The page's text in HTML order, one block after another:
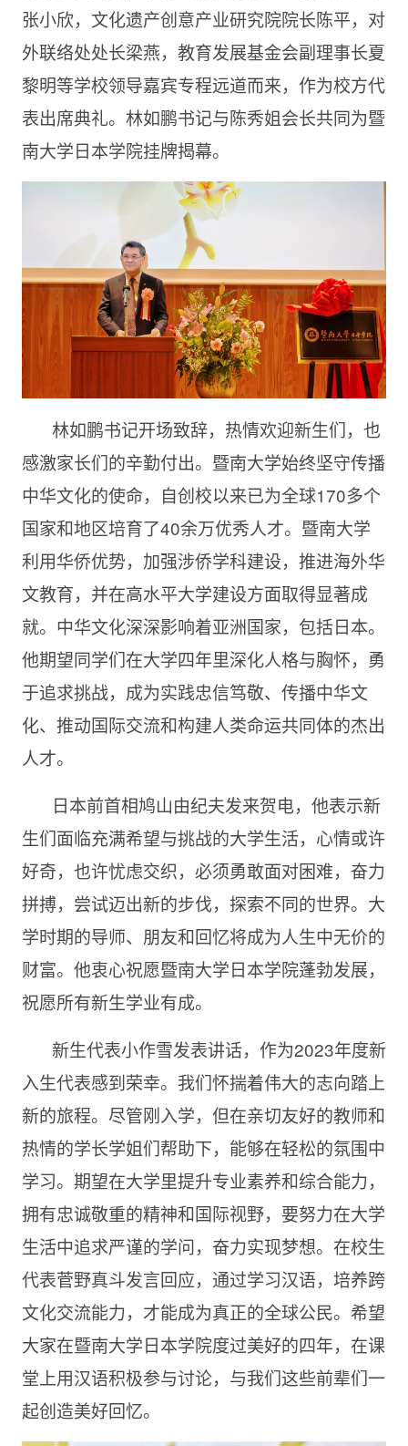
张小欣，文化遗产创意产业研究院院长陈平，对
外联络处处长梁燕，教育发展基金会副理事长夏
黎明等学校领导嘉宾专程远道而来，作为校方代
表出席典礼。林如鹏书记与陈秀姐会长共同为暨
南大学日本学院挂牌揭幕。
林如鹏书记开场致辞，热情欢迎新生们，也
感激家长们的辛勤付出。暨南大学始终坚守传播
中华文化的使命，自创校以来已为全球170多个
国家和地区培育了40余万优秀人才。暨南大学
利用华侨优势，加强涉侨学科建设，推进海外华
文教育，并在高水平大学建设方面取得显著成
就。中华文化深深影响着亚洲国家，包括日本。
他期望同学们在大学四年里深化人格与胸怀，勇
于追求挑战，成为实践忠信笃敬、传播中华文
化、推动国际交流和构建人类命运共同体的杰出
人才。
日本前首相鸠山由纪夫发来贺电，他表示新
生们面临充满希望与挑战的大学生活，心情或许
好奇，也许忧虑交织，必须勇敢面对困难，奋力
拼搏，尝试迈出新的步伐，探索不同的世界。大
学时期的导师、朋友和回忆将成为人生中无价的
财富。他衷心祝愿暨南大学日本学院蓬勃发展，
祝愿所有新生学业有成。
新生代表小作雪发表讲话，作为2023年度新
入生代表感到荣幸。我们怀揣着伟大的志向踏上
新的旅程。尽管刚入学，但在亲切友好的教师和
热情的学长学姐们帮助下，能够在轻松的氛围中
学习。期望在大学里提升专业素养和综合能力，
拥有忠诚敬重的精神和国际视野，要努力在大学
生活中追求严谨的学问，奋力实现梦想。在校生
代表菅野真斗发言回应，通过学习汉语，培养跨
文化交流能力，才能成为真正的全球公民。希望
大家在暨南大学日本学院度过美好的四年，在课
堂上用汉语积极参与讨论，与我们这些前辈们一
起创造美好回忆。